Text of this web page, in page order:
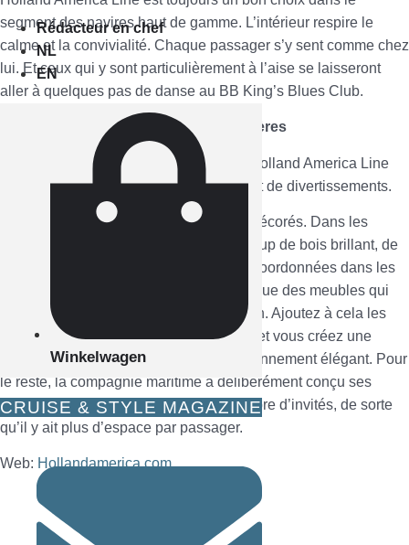
Rédacteur en chef
NL
EN
Winkelwagen
CRUISE & STYLE MAGAZINE
segment des navires haut de gamme. L’intérieur respire le
calme et la convivialité. Chaque passager s’y sent comme chez
lui. Et ceux qui y sont particulièrement à l’aise se laisseront
aller à quelques pas de danse au BB King’s Blues Club.
Trendsetters sur le marché des croisières
Les navires de la compagnie maritime Holland America Line
offrent un large éventail de restaurants et de divertissements.
Tous les navires sont très élégamment décorés. Dans les
espaces publics, vous trouverez beaucoup de bois brillant, de
combinaisons de couleurs subtilement coordonnées dans les
revêtements de sol et de mur de même que des meubles qui
associent confort et design contemporain. Ajoutez à cela les
nombreuses fleurs et plantes naturelles et vous créez une
atmosphère chaleureuse dans un environnement élégant. Pour
le reste, la compagnie maritime a délibérément conçu ses
navires premium pour un plus petit nombre d’invités, de sorte
qu’il y ait plus d’espace par passager.
Web: Hollandamerica.com